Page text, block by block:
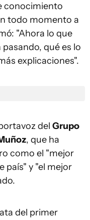
conocimiento
todo momento a
"Ahora lo que
qué es lo
explicaciones".
del Grupo
, que ha
como el "mejor
país" y "el mejor
del primer